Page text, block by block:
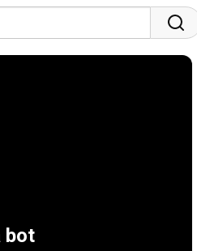
bot